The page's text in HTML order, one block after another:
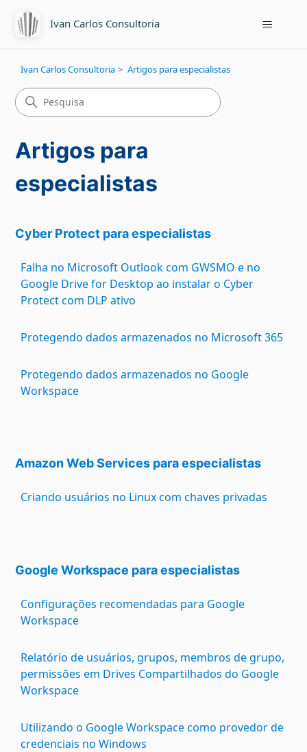
Ivan Carlos Consultoria
Ivan Carlos Consultoria Artigos para especialistas
Artigos para
especialistas
Cyber Protect para especialistas
Falha no Microsoft Outlook com GWSMO e no
Google Drive for Desktop ao instalar o Cyber
Protect com DLP ativo
Protegendo dados armazenados no Microsoft 365
Protegendo dados armazenados no Google
Workspace
Amazon Web Services para especialistas
Criando usuários no Linux com chaves privadas
Google Workspace para especialistas
Configurações recomendadas para Google
Workspace
Relatório de usuários, grupos, membros de grupo,
permissões em Drives Compartilhados do Google
Workspace
Utilizando o Google Workspace como provedor de
credenciais no Windows